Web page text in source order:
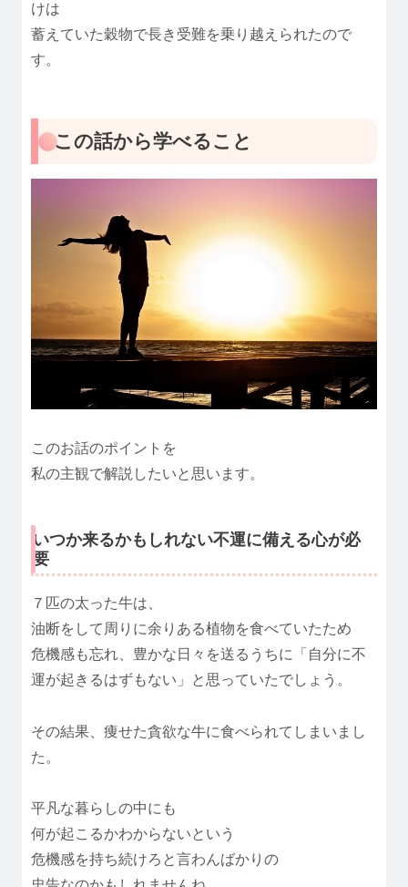
けは
蓄えていた穀物で長き受難を乗り越えられたので
す。
この話から学べること
このお話のポイントを
私の主観で解説したいと思います。
いつか来るかもしれない不運に備える心が必
要
７匹の太った牛は、
油断をして周りに余りある植物を食べていたため
危機感も忘れ、豊かな日々を送るうちに「自分に不
運が起きるはずもない」と思っていたでしょう。
その結果、痩せた貪欲な牛に食べられてしまいまし
た。
平凡な暮らしの中にも
何が起こるかわからないという
危機感を持ち続けろと言わんばかりの